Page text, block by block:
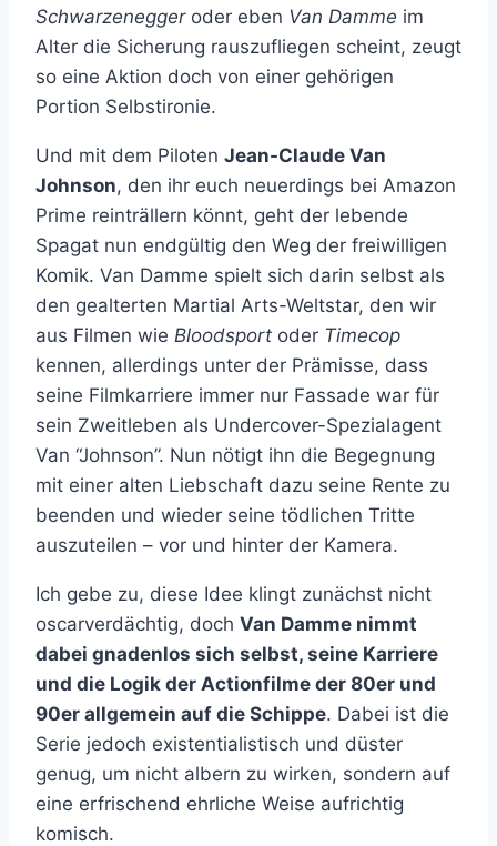
Schwarzenegger oder eben Van Damme im
Alter die Sicherung rauszufliegen scheint, zeugt
so eine Aktion doch von einer gehörigen
Portion Selbstironie.
Und mit dem Piloten Jean-Claude Van
Johnson, den ihr euch neuerdings bei Amazon
Prime reinträllern könnt, geht der lebende
Spagat nun endgültig den Weg der freiwilligen
Komik. Van Damme spielt sich darin selbst als
den gealterten Martial Arts-Weltstar, den wir
aus Filmen wie Bloodsport oder Timecop
kennen, allerdings unter der Prämisse, dass
seine Filmkarriere immer nur Fassade war für
sein Zweitleben als Undercover-Spezialagent
Van “Johnson”. Nun nötigt ihn die Begegnung
mit einer alten Liebschaft dazu seine Rente zu
beenden und wieder seine tödlichen Tritte
auszuteilen – vor und hinter der Kamera.
Ich gebe zu, diese Idee klingt zunächst nicht
oscarverdächtig, doch Van Damme nimmt
dabei gnadenlos sich selbst, seine Karriere
und die Logik der Actionfilme der 80er und
90er allgemein auf die Schippe. Dabei ist die
Serie jedoch existentialistisch und düster
genug, um nicht albern zu wirken, sondern auf
eine erfrischend ehrliche Weise aufrichtig
komisch.